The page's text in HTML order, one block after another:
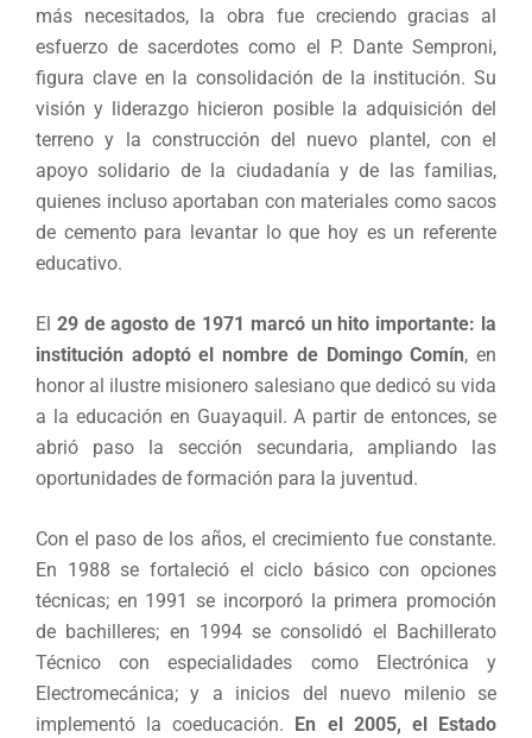
más necesitados, la obra fue creciendo gracias al
esfuerzo de sacerdotes como el P. Dante Semproni,
figura clave en la consolidación de la institución. Su
visión y liderazgo hicieron posible la adquisición del
terreno y la construcción del nuevo plantel, con el
apoyo solidario de la ciudadanía y de las familias,
quienes incluso aportaban con materiales como sacos
de cemento para levantar lo que hoy es un referente
educativo.
El 29 de agosto de 1971 marcó un hito importante: la
institución adoptó el nombre de Domingo Comín, en
honor al ilustre misionero salesiano que dedicó su vida
a la educación en Guayaquil. A partir de entonces, se
abrió paso la sección secundaria, ampliando las
oportunidades de formación para la juventud.
Con el paso de los años, el crecimiento fue constante.
En 1988 se fortaleció el ciclo básico con opciones
técnicas; en 1991 se incorporó la primera promoción
de bachilleres; en 1994 se consolidó el Bachillerato
Técnico con especialidades como Electrónica y
Electromecánica; y a inicios del nuevo milenio se
implementó la coeducación. En el 2005, el Estado